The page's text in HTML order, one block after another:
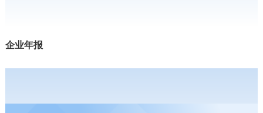
企业年报